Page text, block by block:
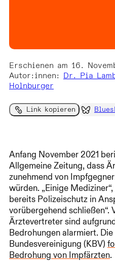
Newsletter
Kontakt
Spenden
Erschienen am 16.
Autor:innen: Dr. Pia
Holnburger
Link kopieren
Anfang November 2021
Allgemeine Zeitung, dass
zunehmend von
würden. „Einige
bereits Polizeischutz in
vorübergehend schließen“.
Ärztevertreter sind
Bedrohungen alarmiert.
Bundesvereinigung (KBV)
Bedrohung von Impfärzten.